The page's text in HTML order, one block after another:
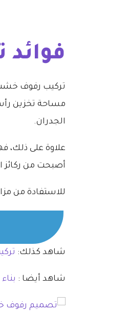
تركيب رفوف خشب
مساحة تخزين
الجدران.
علاوة على
أصبحت من ركائز
للاستفادة من
شاهد كذلك:
شاهد أيضا :